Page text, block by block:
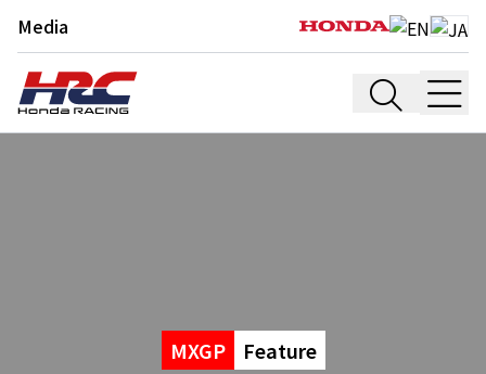
Media
MXGP Feature